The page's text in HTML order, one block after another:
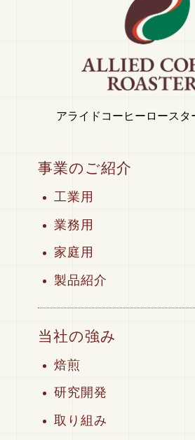
アライドコーヒーロースタ
事業のご紹介
工業用
業務用
家庭用
製品紹介
当社の強み
焙煎
研究開発
取り組み